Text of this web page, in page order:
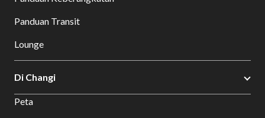
Panduan Transit
Lounge
Di Changi
Peta